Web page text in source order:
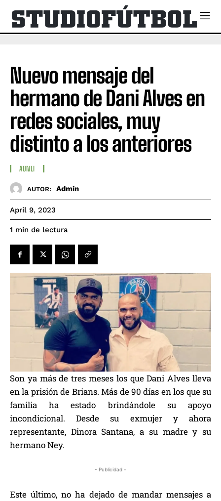
Nuevo mensaje del
hermano de Dani Alves en
redes sociales, muy
distinto a los anteriores
AUNLI
AUTOR: Admin
April 9, 2023
1 min de lectura
Son ya más de tres meses los que Dani Alves lleva
en la prisión de Brians. Más de 90 días en los que su
familia ha estado brindándole su apoyo
incondicional. Desde su exmujer y ahora
representante, Dinora Santana, a su madre y su
hermano Ney.
- Publicidad -
Este último, no ha dejado de mandar mensajes a